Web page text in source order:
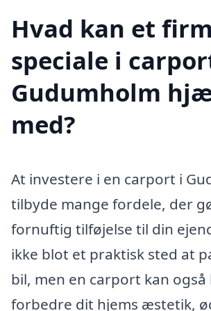
Hvad kan et
speciale i
Gudumholm
med?
At investere i en carport i
tilbyde mange fordele, der
fornuftig tilføjelse til din
ikke blot et praktisk sted at
bil, men en carport kan
forbedre dit hjems æstetik,